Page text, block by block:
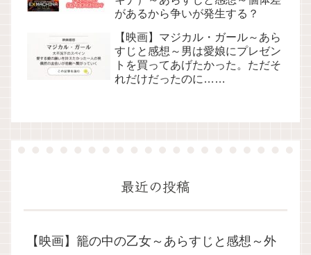
があるから争いが発生する？
【映画】マジカル・ガール～あら
すじと感想～男は愛娘にプレゼン
トを買ってあげたかった。ただそ
れだけだったのに……
最近の投稿
【映画】籠の中の乙女～あらすじと感想～外